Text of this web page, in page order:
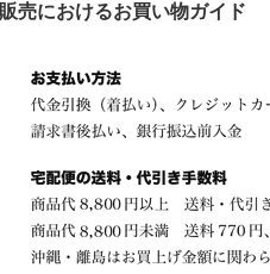
売におけるお買い物ガイド